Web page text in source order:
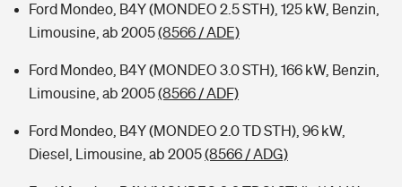
Ford Mondeo, B4Y (MONDEO 2.5 STH), 125 kW, Benzin,
Limousine, ab 2005(8566 / ADE)
Ford Mondeo, B4Y (MONDEO 3.0 STH), 166 kW, Benzin,
Limousine, ab 2005(8566 / ADF)
Ford Mondeo, B4Y (MONDEO 2.0 TD STH), 96 kW,
Diesel, Limousine, ab 2005(8566 / ADG)